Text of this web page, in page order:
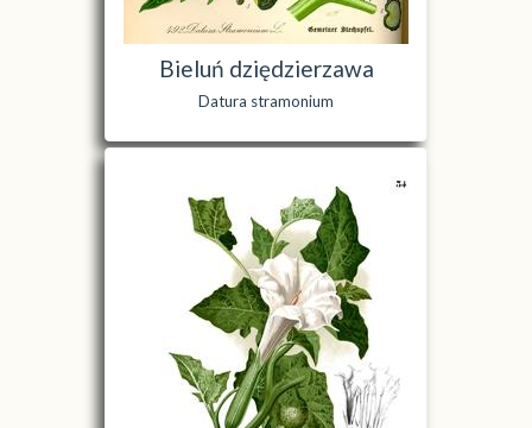
Bieluń dziędzierzawa
Datura stramonium